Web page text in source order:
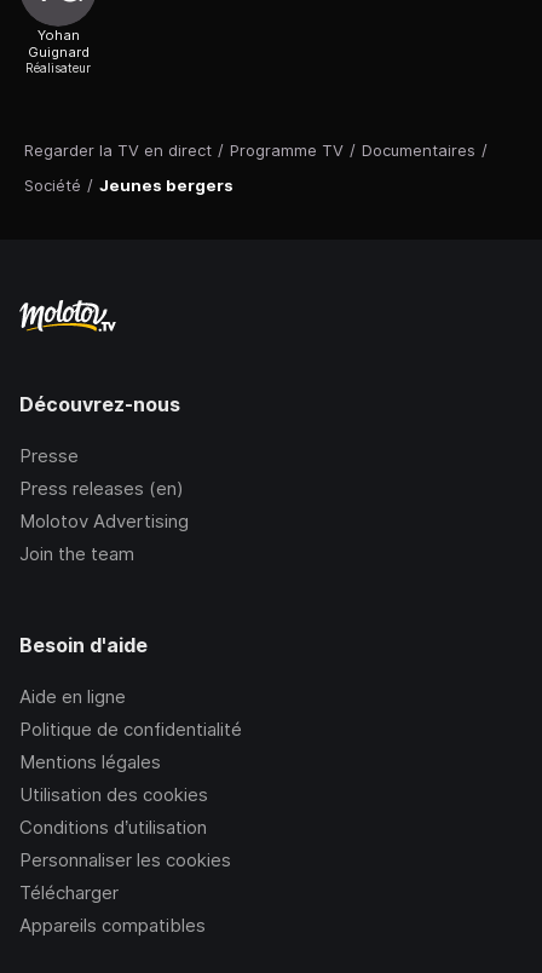
Regarder la TV en direct / Programme TV / Documentaires /
Société / Jeunes bergers
Yohan
Guignard
Réalisateur
Découvrez-nous
Presse
Press releases (en)
Molotov Advertising
Join the team
Besoin d'aide
Aide en ligne
Politique de confidentialité
Mentions légales
Utilisation des cookies
Conditions d’utilisation
Personnaliser les cookies
Télécharger
Appareils compatibles